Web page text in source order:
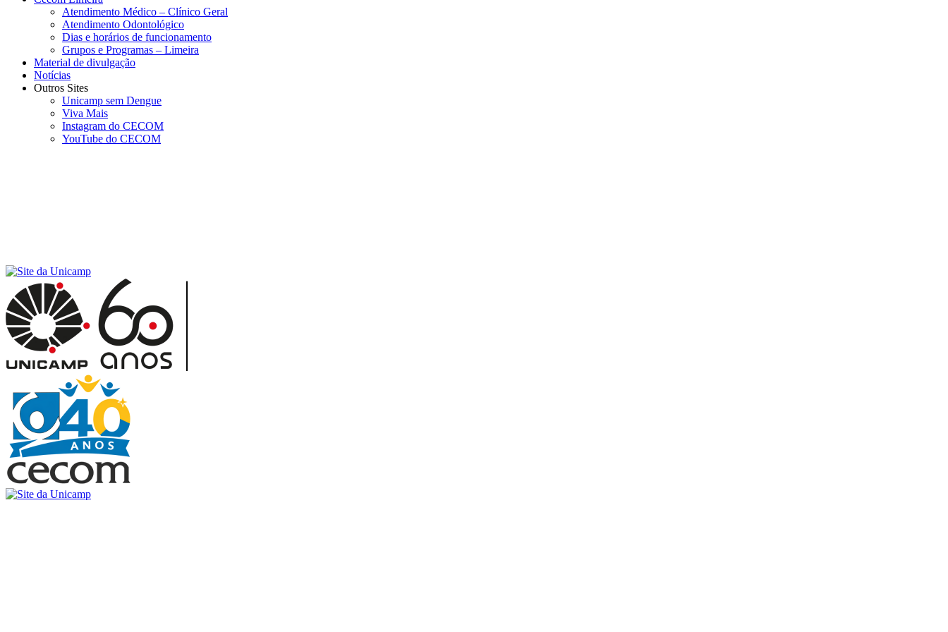
Atendimento Médico – Clínico Geral
Atendimento Odontológico
Dias e horários de funcionamento
Grupos e Programas – Limeira
Material de divulgação
Notícias
Outros Sites
Unicamp sem Dengue
Viva Mais
Instagram do CECOM
YouTube do CECOM